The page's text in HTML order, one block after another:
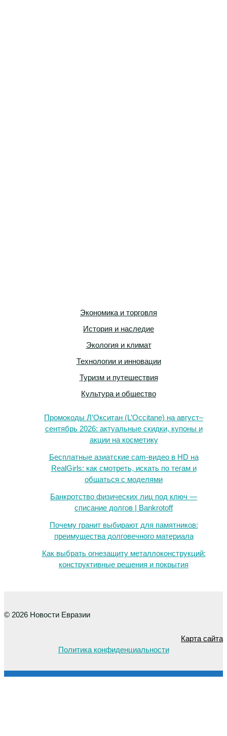
Экономика и торговля
История и наследие
Экология и климат
Технологии и инновации
Туризм и путешествия
Культура и общество
Промокоды Л’Окситан (L’Occitane) на август–
сентябрь 2026: актуальные скидки, купоны и
акции на косметику
Бесплатные азиатские cam-видео в HD на
RealGirls: как смотреть, искать по тегам и
общаться с моделями
Банкротство физических лиц под ключ —
списание долгов | Bankrotoff
Почему гранит выбирают для памятников:
преимущества долговечного материала
Как выбрать огнезащиту металлоконструкций:
конструктивные решения и покрытия
© 2026 Новости Евразии
Карта сайта
Политика конфиденциальности